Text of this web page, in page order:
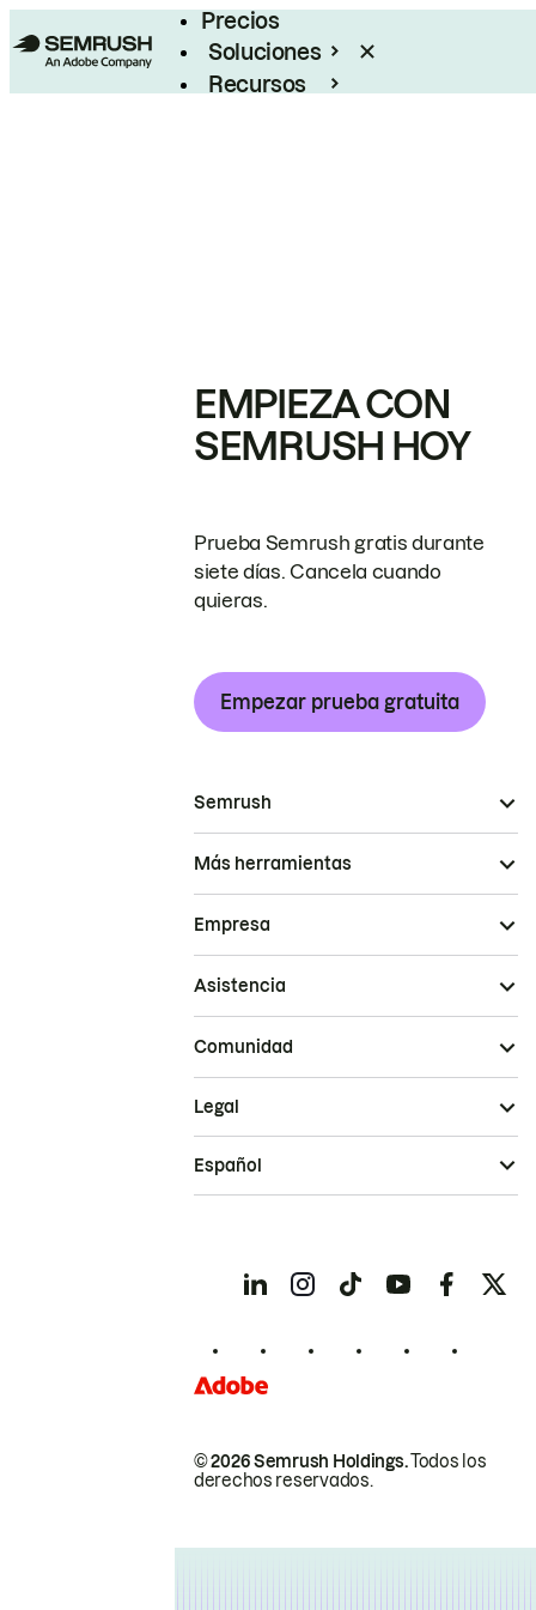
Precios
Soluciones
Recursos
EMPIEZA CON
SEMRUSH HOY
Prueba Semrush gratis durante
siete días. Cancela cuando
quieras.
Empezar prueba gratuita
Semrush
Más herramientas
Empresa
Asistencia
Comunidad
© 2026 Semrush Holdings.Todos los
derechos reservados.
Legal
Español